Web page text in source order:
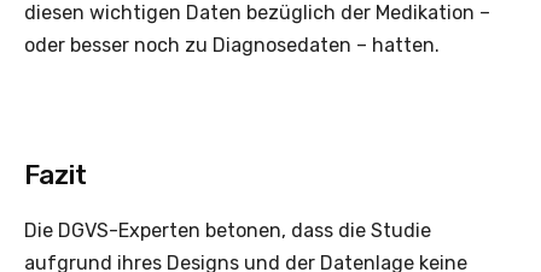
diesen wichtigen Daten bezüglich der Medikation –
oder besser noch zu Diagnosedaten – hatten.
Fazit
Die DGVS-Experten betonen, dass die Studie
aufgrund ihres Designs und der Datenlage keine